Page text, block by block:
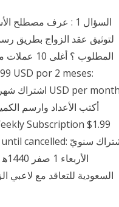
لتوثيق عقد الزواج بطريق